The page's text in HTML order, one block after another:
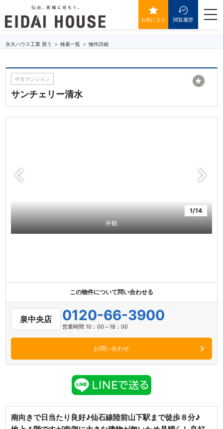
お気に入り 閲覧履歴
永大ハウス工業 買う 検索一覧 物件詳細
中古マンション
サンチェリー清水
★
外観
1/14
この物件について問い合わせる
泉中央店 0120-66-3900
営業時間 10：00～18：00
お問い合わせ
南向きで日当たり良好♪仙石線陸前山下駅まで徒歩８分♪